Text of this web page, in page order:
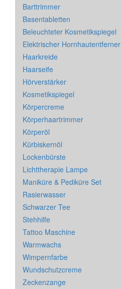
Barttrimmer
Basentabletten
Beleuchteter Kosmetikspiegel
Elektrischer Hornhautentferner
Haarkreide
Haarseife
Hörverstärker
Kosmetikspiegel
Körpercreme
Körperhaartrimmer
Körperöl
Kürbiskernöl
Lockenbürste
Lichttherapie Lampe
Maniküre & Pediküre Set
Rasierwasser
Schwarzer Tee
Stehhilfe
Tattoo Maschine
Warmwachs
Wimpernfarbe
Wundschutzcreme
Zeckenzange